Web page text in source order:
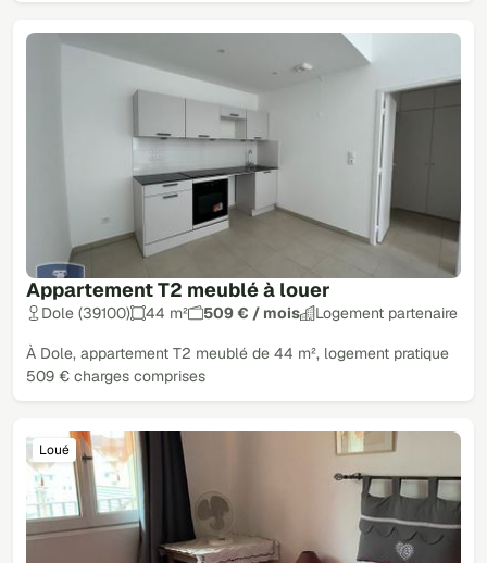
Appartement T2 meublé à louer
Dole (39100) 44 m² 509 € / mois Logement partenaire
À Dole, appartement T2 meublé de 44 m², logement pratique
509 € charges comprises
Loué